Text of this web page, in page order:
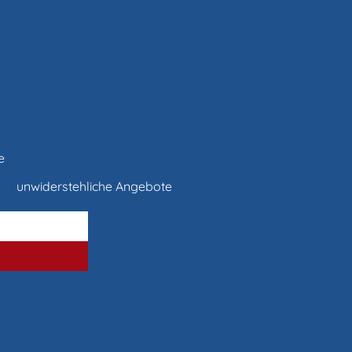
unwiderstehliche Angebote